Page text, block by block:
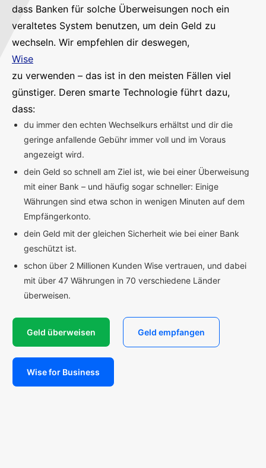
dass Banken für solche Überweisungen noch ein
veraltetes System benutzen, um dein Geld zu
wechseln. Wir empfehlen dir deswegen,
Wise
zu verwenden – das ist in den meisten Fällen viel
günstiger. Deren smarte Technologie führt dazu,
dass:
du immer den echten Wechselkurs erhältst und dir die
geringe anfallende Gebühr immer voll und im Voraus
angezeigt wird.
dein Geld so schnell am Ziel ist, wie bei einer Überweisung
mit einer Bank – und häufig sogar schneller: Einige
Währungen sind etwa schon in wenigen Minuten auf dem
Empfängerkonto.
dein Geld mit der gleichen Sicherheit wie bei einer Bank
geschützt ist.
schon über 2 Millionen Kunden Wise vertrauen, und dabei
mit über 47 Währungen in 70 verschiedene Länder
überweisen.
Geld überweisen Geld empfangen
Wise for Business